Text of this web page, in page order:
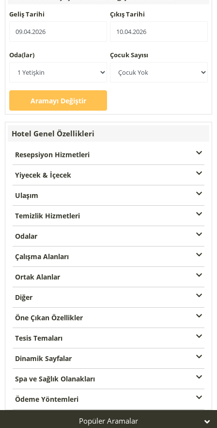
Geliş Tarihi Çıkış Tarihi
Oda(lar) Çocuk Sayısı
Aramayı Değiştir
Hotel Genel Özellikleri
Resepsiyon Hizmetleri
Yiyecek & İçecek
Ulaşım
Temizlik Hizmetleri
Odalar
Çalışma Alanları
Ortak Alanlar
Diğer
Öne Çıkan Özellikler
Tesis Temaları
Dinamik Sayfalar
Spa ve Sağlık Olanakları
Ödeme Yöntemleri
Popüler Aramalar